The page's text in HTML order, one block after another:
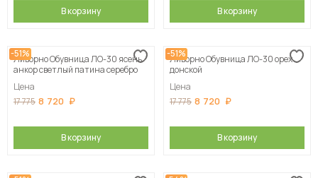
В корзину В корзину
-51%
Ливорно Обувница ЛО-30 ясень
анкор светлый патина серебро
Цена
17 775 8 720
В корзину
-51%
Ливорно Обувница ЛО-30 орех
донской
Цена
17 775 8 720
В корзину